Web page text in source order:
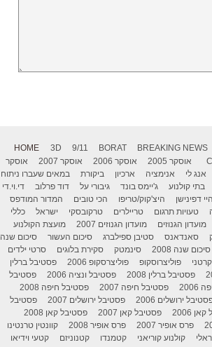
HOME 3D 9/11 BORAT BREAKING NEWS
אוסקר 2005 אוסקר 2006 אוסקר 2007
אוסקר
אנג לי אנימציה ארכיון ביקורת
במאים שעברו ניתוח
בתי קולנוע ג'יימס בונד גיבורי על דוד פרלוב
די.וי.די
היי דפינישן היצ'קוק/טריפו הכי טובים
המדור המודפס
טעויות תרגום טריילרים טרקובסקי ישראל
כללי
מועדון הגנוזים מועדון הגנוזים 2007
מועצת הקולנוע
סאנדאנס סטיבן ספילברג סיכום העשור
סיכום שנה
סיכום שנה 2008 סינמטק סקירת בלוגים
סרטי ילדים
פוליצרוסקופ פוליצרסקופ 2006
פסטיבל ברלין
פסטיבל ברלין 2008 פסטיבל ונציה 2006
פסטיבל
פסטיבל חיפה 2007
פסטיבל חיפה 2008
ירושלים 2006 פסטיבל ירושלים 2007
פסטיבל
2006 פסטיבל קאן 2007
פסטיבל קאן 2008
פרס אופיר 2007 פרס אופיר 2008
קוונטין טרנטינו
קולנוע קוריאני קטמנדו קטנוניזם
קטעי וידיאו